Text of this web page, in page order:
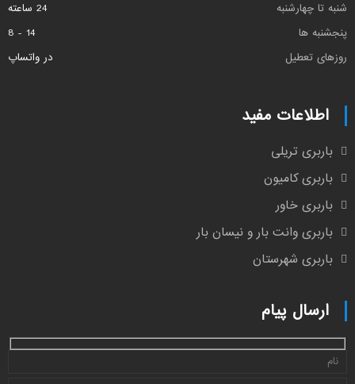
شنبه تا چهارشنبه
24 ساعته
پنجشنبه ها
14 - 8
روزهای تعطیل
در واتساپ
اطلاعات مفید
باربری تریلی
باربری کامیون
باربری خاور
باربری وانت بار و نیسان بار
باربری شهرستان
ارسال پیام